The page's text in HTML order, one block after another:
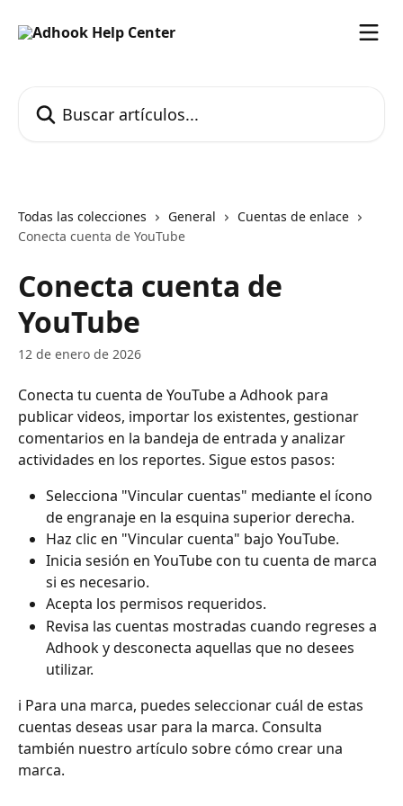
Todas las colecciones General
Cuentas de enlace
Conecta cuenta de YouTube
Conecta cuenta de
YouTube
12 de enero de 2026
Conecta tu cuenta de YouTube a Adhook para
publicar videos, importar los existentes, gestionar
comentarios en la bandeja de entrada y analizar
actividades en los reportes. Sigue estos pasos:
Selecciona "Vincular cuentas" mediante el ícono
de engranaje en la esquina superior derecha.
Haz clic en "Vincular cuenta" bajo YouTube.
Inicia sesión en YouTube con tu cuenta de marca
si es necesario.
Acepta los permisos requeridos.
Revisa las cuentas mostradas cuando regreses a
Adhook y desconecta aquellas que no desees
utilizar.
ℹ️ Para una marca, puedes seleccionar cuál de estas
cuentas deseas usar para la marca. Consulta
también nuestro artículo sobre cómo crear una
marca.